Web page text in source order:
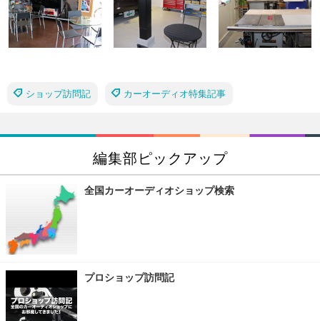
ショップ訪問記 カーオーディオ特集記事
編集部ピックアップ
全国カーオーディオショップ検索
プロショップ訪問記